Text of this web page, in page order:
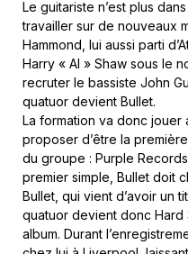
Le guitariste n’est plus
travailler sur de nouveaux
Hammond, lui aussi parti
Harry « Al » Shaw sous le
recruter le bassiste John
quatuor devient Bullet.
La formation va donc
proposer d’être la
du groupe : Purple
premier simple, Bullet doit
Bullet, qui vient d’avoir un
quatuor devient donc
album. Durant